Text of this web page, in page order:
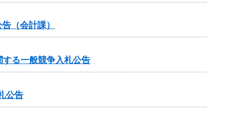
（会計課）
る一般競争入札公告
公告